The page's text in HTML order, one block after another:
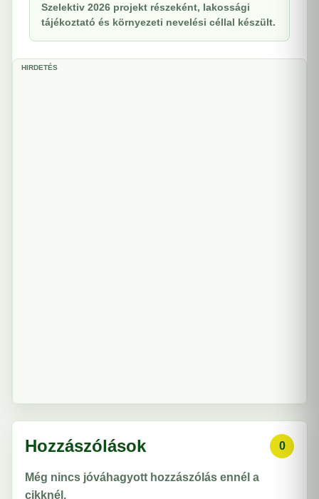
Szelektiv 2026 projekt részeként, lakossági
tájékoztató és környezeti nevelési céllal készült.
HIRDETÉS
Hozzászólások 0
Még nincs jóváhagyott hozzászólás ennél a
cikknél.